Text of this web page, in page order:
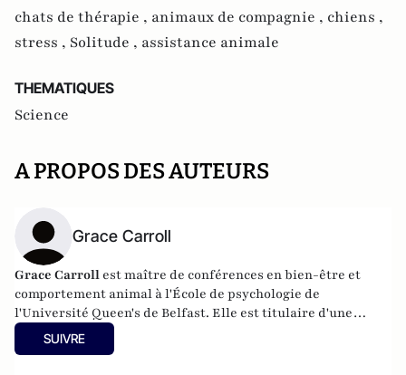
chats de thérapie , animaux de compagnie , chiens ,
stress , Solitude , assistance animale
THEMATIQUES
Science
A PROPOS DES AUTEURS
Grace Carroll
Grace Carroll est maître de conférences en bien-être et
comportement animal à l'École de psychologie de
l'Université Queen's de Belfast. Elle est titulaire d'une
licence en psychologie appliquée avec mention très bien
(2011) et d'une maîtrise en comportement et bien-être
SUIVRE